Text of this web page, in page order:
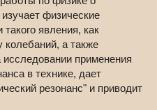
физические
такого явления, как
колебаний, а также
применения
в технике, дает
резонанс" и приводит